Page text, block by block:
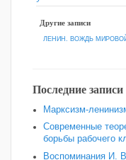
Другие записи
ЛЕНИН. ВОЖДЬ
Последние записи
Марксизм-
Современные
борьбы рабочего
Воспоминания И.